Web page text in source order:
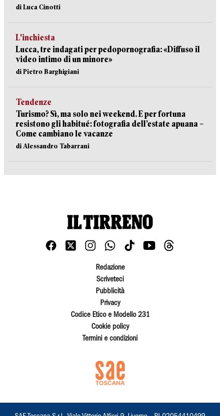
di Luca Cinotti
L'inchiesta
Lucca, tre indagati per pedopornografia: «Diffuso il
video intimo di un minore»
di Pietro Barghigiani
Tendenze
Turismo? Sì, ma solo nei weekend. E per fortuna
resistono gli habitué: fotografia dell’estate apuana –
Come cambiano le vacanze
di Alessandro Tabarrani
Redazione
Scriveteci
Pubblicità
Privacy
Codice Etico e Modello 231
Cookie policy
Termini e condizioni